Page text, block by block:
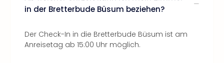
in der Bretterbude Büsum beziehen?
Der Check-In in die Bretterbude Büsum ist am
Anreisetag ab 15:00 Uhr möglich.